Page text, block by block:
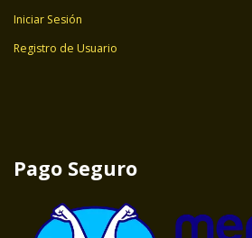
Iniciar Sesión
Registro de Usuario
Pago Seguro